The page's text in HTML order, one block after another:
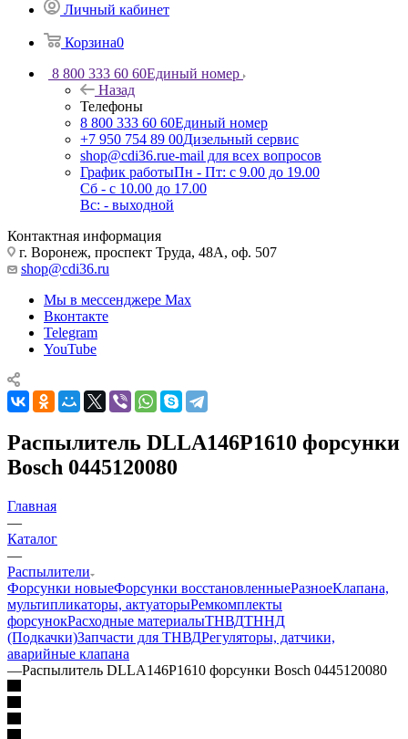
Личный кабинет
Корзина0
8 800 333 60 60Единый номер
Назад
Телефоны
8 800 333 60 60Единый номер
+7 950 754 89 00Дизельный сервис
shop@cdi36.rue-mail для всех вопросов
График работыПн - Пт: с 9.00 до 19.00
Сб - с 10.00 до 17.00
Вс: - выходной
Контактная информация
г. Воронеж, проспект Труда, 48А, оф. 507
shop@cdi36.ru
Мы в мессенджере Max
Вконтакте
Telegram
YouTube
Распылитель DLLA146P1610 форсунки
Bosch 0445120080
Главная
—
Каталог
—
Распылители
Форсунки новыеФорсунки восстановленныеРазноеКлапана,
мультипликаторы, актуаторыРемкомплекты
форсунокРасходные материалыТНВДТННД
(Подкачки)Запчасти для ТНВДРегуляторы, датчики,
аварийные клапана
—Распылитель DLLA146P1610 форсунки Bosch 0445120080